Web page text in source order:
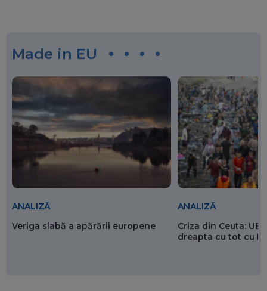
Made in EU
ANALIZĂ
Veriga slabă a apărării europene
ANALIZĂ
Criza din Ceuta: UE
dreapta cu tot cu